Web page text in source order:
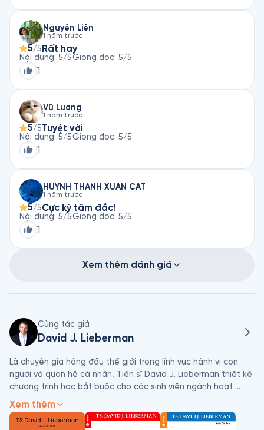
Nguyễn Liên
1 năm trước
5/5 Rất hay
Nội dung: 5/5Giọng đọc: 5/5
1
Vũ Lương
1 năm trước
5/5Tuyệt vời
Nội dung: 5/5Giọng đọc: 5/5
1
HUỲNH THÀNH XUÂN CÁT
1 năm trước
5/5Cực kỳ tâm đắc!
Nội dung: 5/5Giọng đọc: 5/5
1
Xem thêm đánh giá
Cùng tác giả
David J. Lieberman
Là chuyên gia hàng đầu thế giới trong lĩnh vực hành vi con
người và quan hệ cá nhân, Tiến sĩ David J. Lieberman thiết kế
chương trình học bắt buộc cho các sinh viên ngành hoạt
động tâm lý (psychological operations - PSYOP). Ông cũng là
người phát minh phương pháp phân tích hoạt động thần kinh
(NeuroDynamic Analysis), được cho là mang tính đột phá
Xem thêm